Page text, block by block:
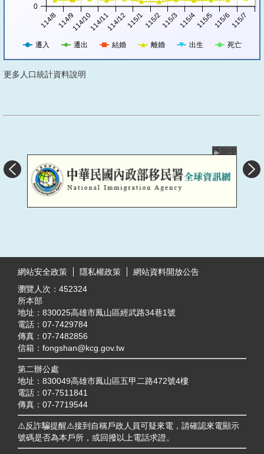
遷入 遷出 結婚 離婚 出生 死亡
114/8114/9114/10114/11114/12115/1115/2115/3115/4115/5115/6115/7
0
更多人口統計資料說明
播放中
前
網站安全政策
隱私權政策
網站資料開放公告
瀏覽人次： 452324
所本部
地址：830025高雄市鳳山區經武路34巷1號
電話：07-7429784
傳真：07-7482856
信箱：fongshan@kcg.gov.tw
第二辦公處
地址：830049高雄市鳳山區五甲二路472號4樓
電話：07-7511841
傳真：07-7719544
⚠️反詐騙提醒⚠️接到自稱戶政人員可疑來電，請確認來電顯示
號碼是否為本戶所，或回撥以上電話求證。